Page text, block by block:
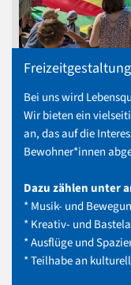
Bei uns wird
Wir bieten ein
an, das auf die
Bewohner*innen
Dazu zählen unter
* Musik- und
* Kreativ- und
* Ausflüge und
* Teilhabe an